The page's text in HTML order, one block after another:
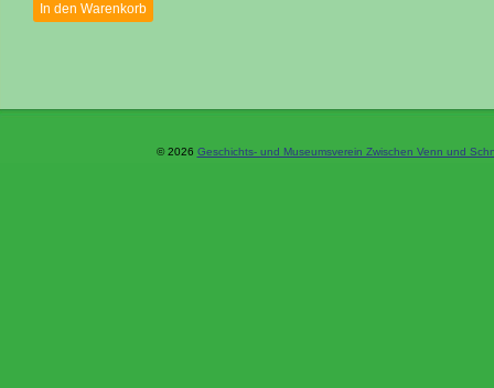
In den Warenkorb
© 2026 Geschichts- und Museumsverein Zwischen Venn und